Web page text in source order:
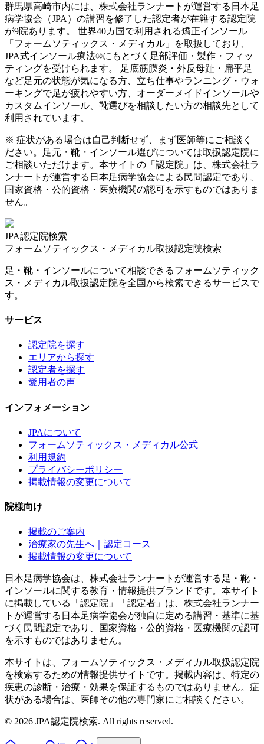
群馬県高崎市内には、株式会社ランナートが運営する日本足
病学協会（JPA）の講習を修了した認定者が在籍する認定院
が9院あります。 世界40カ国で利用される矯正インソール
「フォームソティックス・メディカル」を取扱しており、
JPA式インソール療法®にもとづく足部評価・製作・フィッ
ティングを受けられます。 足底筋膜炎・外反母趾・扁平足
など足元の状態が気になる方、立ち仕事やランニング・ウォ
ーキングで足が疲れやすい方、オーダーメイドインソールや
カスタムインソール、靴選びを相談したい方の相談先として
利用されています。
※ 症状がある場合は自己判断せず、まず医師等にご相談く
ださい。足元・靴・インソール選びについては取扱認定院に
ご相談いただけます。本サイトの「認定院」は、株式会社ラ
ンナートが運営する日本足病学協会による民間認定であり、
国家資格・公的資格・医療機関の認可を示すものではありま
せん。
JPA認定院検索
フォームソティックス・メディカル取扱認定院検索
足・靴・インソールについて相談できるフォームソティック
ス・メディカル取扱認定院を全国から検索できるサービスで
す。
サービス
認定院を探す
エリアから探す
認定者を探す
愛用者の声
インフォメーション
JPAについて
フォームソティックス・メディカル公式
利用規約
プライバシーポリシー
掲載情報の変更について
院様向け
掲載のご案内
治療家の先生へ｜認定コース
掲載情報の変更について
日本足病学協会は、株式会社ランナートが運営する足・靴・
インソールに関する教育・情報提供ブランドです。本サイト
に掲載している「認定院」「認定者」は、株式会社ランナー
トが運営する日本足病学協会が独自に定める講習・基準に基
づく民間認定であり、国家資格・公的資格・医療機関の認可
を示すものではありません。
本サイトは、フォームソティックス・メディカル取扱認定院
を検索するための情報提供サイトです。掲載内容は、特定の
疾患の診断・治療・効果を保証するものではありません。症
状がある場合は、医師その他の専門家にご相談ください。
© 2026 JPA認定院検索. All rights reserved.